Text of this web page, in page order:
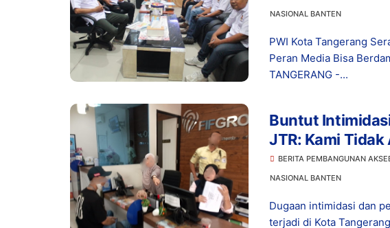
NASIONAL BANTEN
PWI Kota Tangerang
Peran Media Bisa
TANGERANG -...
Buntut
JTR: Kami
BERITA PEMBANGUNAN
NASIONAL BANTEN
Dugaan intimidasi dan
terjadi di Kota